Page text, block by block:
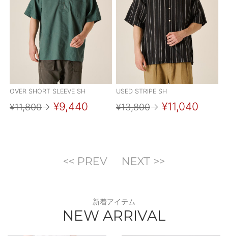
OVER SHORT SLEEVE SH
¥11,800→ ¥9,440
USED STRIPE SH
¥13,800→ ¥11,040
<< PREV NEXT >>
新着アイテム
NEW ARRIVAL